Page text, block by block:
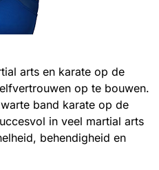
arts en karate op de
op te bouwen.
band karate op de
in veel martial arts
behendigheid en